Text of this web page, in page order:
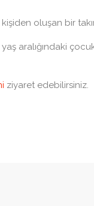
oluşan bir
aralığındaki
ziyaret edebilirsiniz.